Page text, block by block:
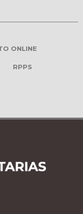
ONLINE
RPPS